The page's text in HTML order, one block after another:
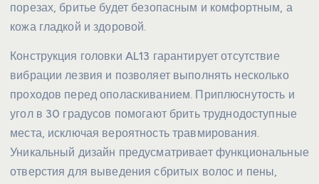
порезах, бритье будет безопасным и комфортным, а
кожа гладкой и здоровой.
Конструкция головки AL13 гарантирует отсутствие
вибрации лезвия и позволяет выполнять несколько
проходов перед ополаскиванием. Приплюснутость и
угол в 30 градусов помогают брить труднодоступные
места, исключая вероятность травмирования.
Уникальный дизайн предусматривает функциональные
отверстия для выведения сбритых волос и пены,